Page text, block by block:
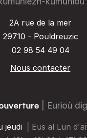
2A rue de la mer
29710 - Pouldreuzic
02 98 54 49 04
Nous contacter
| Eurioù
jeudi
| Eus al Lun